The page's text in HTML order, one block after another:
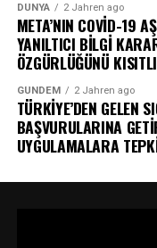
DÜNYA 2 Jahren ago
META’NIN COVİD-19
YANILTICI BİLGİ
ÖZGÜRLÜĞÜNÜ
GÜNDEM 2 Jahren ago
TÜRKİYE’DEN GELEN
BAŞVURULARINA
UYGULAMALARA